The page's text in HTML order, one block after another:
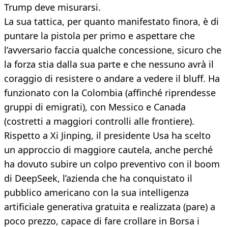
Trump deve misurarsi.
La sua tattica, per quanto manifestato finora, è di
puntare la pistola per primo e aspettare che
l’avversario faccia qualche concessione, sicuro che
la forza stia dalla sua parte e che nessuno avrà il
coraggio di resistere o andare a vedere il bluff. Ha
funzionato con la Colombia (affinché riprendesse
gruppi di emigrati), con Messico e Canada
(costretti a maggiori controlli alle frontiere).
Rispetto a Xi Jinping, il presidente Usa ha scelto
un approccio di maggiore cautela, anche perché
ha dovuto subire un colpo preventivo con il boom
di DeepSeek, l’azienda che ha conquistato il
pubblico americano con la sua intelligenza
artificiale generativa gratuita e realizzata (pare) a
poco prezzo, capace di fare crollare in Borsa i